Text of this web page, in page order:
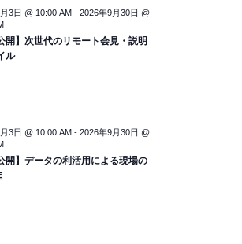
3日 @ 10:00 AM -2026年9月30日 @
開】次世代のリモート会見・説明
ル
3日 @ 10:00 AM -2026年9月30日 @
開】データの利活用による現場の